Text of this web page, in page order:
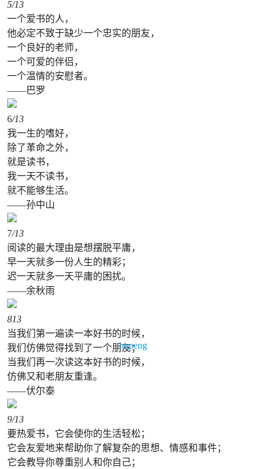
hupeng
5/13
一个爱书的人，
他必定不致于缺少一个忠实的朋友，
一个良好的老师，
一个可爱的伴侣，
一个温情的安慰者。
——巴罗
6/13
我一生的嗜好，
除了革命之外，
就是读书，
我一天不读书，
就不能够生活。
——孙中山
7/13
阅读的最大理由是想摆脱平庸，
早一天就多一份人生的精彩；
迟一天就多一天平庸的困扰。
——余秋雨
813
当我们第一遍读一本好书的时候，
我们仿佛觉得找到了一个朋友；
当我们再一次读这本好书的时候，
仿佛又和老朋友重逢。
——伏尔泰
9/13
要热爱书，它会使你的生活轻松；
它会友爱地来帮助你了解复杂的思想、情感和事件；
它会教导你尊重别人和你自己；